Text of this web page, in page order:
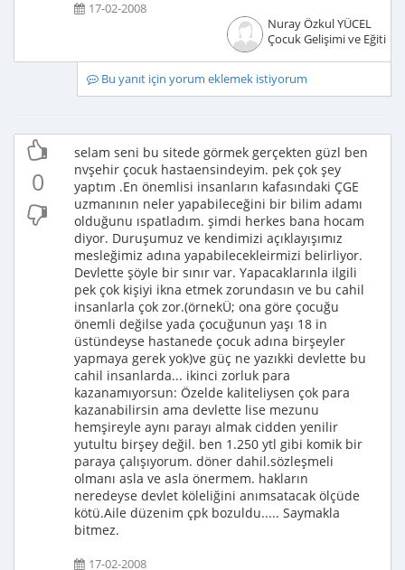
17-02-2008
Nuray Özkul YÜCEL
Çocuk Gelişimi ve
Bu yanıt için yorum eklemek istiyorum
0
selam seni bu sitede görmek gerçekten güzl ben
nvşehir çocuk hastaensindeyim. pek çok şey
yaptım .En önemlisi insanların kafasındaki ÇGE
uzmanının neler yapabileceğini bir bilim adamı
olduğunu ıspatladım. şimdi herkes bana hocam
diyor. Duruşumuz ve kendimizi açıklayışımız
mesleğimiz adına yapabilecekleirmizi belirliyor.
Devlette şöyle bir sınır var. Yapacaklarınla ilgili
pek çok kişiyi ikna etmek zorundasın ve bu cahil
insanlarla çok zor.(örnekÜ; ona göre çocuğu
önemli değilse yada çocuğunun yaşı 18 in
üstündeyse hastanede çocuk adına birşeyler
yapmaya gerek yok)ve güç ne yazıkki devlette bu
cahil insanlarda... ikinci zorluk para
kazanamıyorsun: Özelde kaliteliysen çok para
kazanabilirsin ama devlette lise mezunu
hemşireyle aynı parayı almak cidden yenilir
yutultu birşey değil. ben 1.250 ytl gibi komik bir
paraya çalışıyorum. döner dahil.sözleşmeli
olmanı asla ve asla önermem. hakların
neredeyse devlet köleliğini anımsatacak ölçüde
kötü.Aile düzenim çpk bozuldu..... Saymakla
bitmez.
17-02-2008